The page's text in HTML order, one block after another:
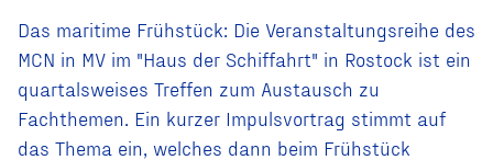
Das maritime Frühstück: Die Veranstaltungsreihe des
MCN in MV im "Haus der Schiffahrt" in Rostock ist ein
quartalsweises Treffen zum Austausch zu
Fachthemen. Ein kurzer Impulsvortrag stimmt auf
das Thema ein, welches dann beim Frühstück